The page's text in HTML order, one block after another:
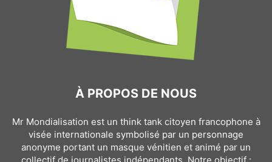
À PROPOS DE NOUS
Mr Mondialisation est un think tank citoyen francophone à
visée internationale symbolisé par un personnage
anonyme portant un masque vénitien et animé par un